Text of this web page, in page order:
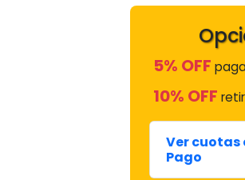
5% OFF
10% OFF
Ver
Pago